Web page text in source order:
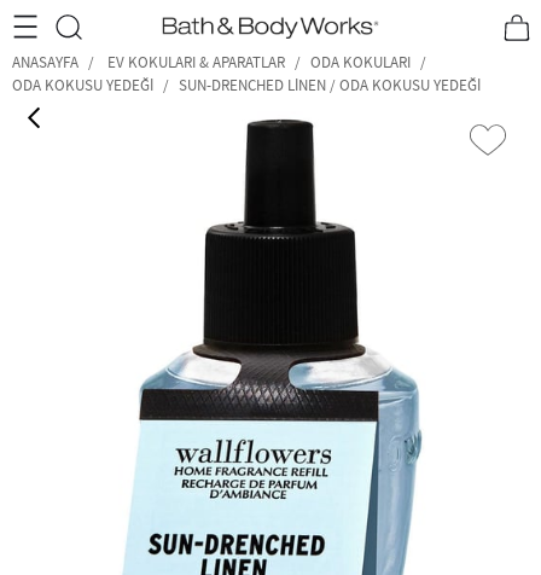
•2200₺ ve Üzeri Kargo Ücretsiz!• *Promosyon Detayları
ANASAYFA EV KOKULARI & APARATLAR
ODA KOKULARI
ODA KOKUSU YEDEĞI
SUN-DRENCHED LINEN / ODA KOKUSU YEDEĞI